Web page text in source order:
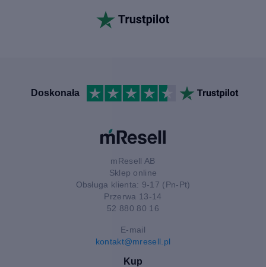
Doskonała
mResell AB
Sklep online
Obsługa klienta: 9-17 (Pn-Pt)
Przerwa 13-14
52 880 80 16
E-mail
kontakt@mresell.pl
Kup